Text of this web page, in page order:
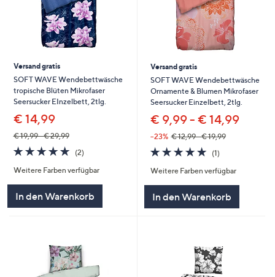
Versand gratis
SOFT WAVE Wendebettwäsche
tropische Blüten Mikrofaser
Seersucker EInzelbett, 2tlg.
€ 14,99
€ 19,99 - € 29,99
5.0
von
5
(2)2
Weitere Farben verfügbar
In den Warenkorb
Versand gratis
SOFT WAVE Wendebettwäsche
Ornamente & Blumen Mikrofaser
Seersucker Einzelbett, 2tlg.
€ 9,99 - € 14,99
--23% € 12,99 - € 19,99
5.0
von
5
(1)1
Weitere Farben verfügbar
In den Warenkorb